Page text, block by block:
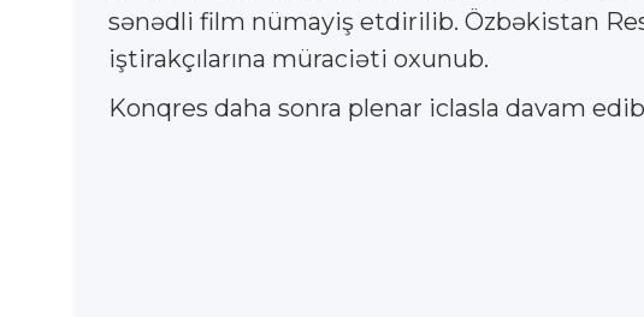
sənədli film nümayiş etdirilib. Özbəkistan
iştirakçılarına müraciəti oxunub.
Konqres daha sonra plenar iclasla davam